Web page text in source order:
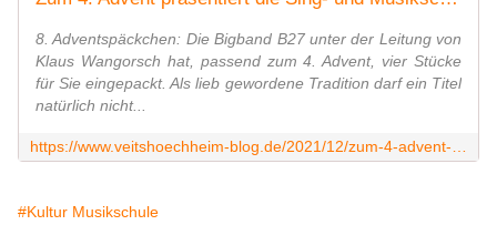
8. Adventspäckchen: Die Bigband B27 unter der Leitung von
Klaus Wangorsch hat, passend zum 4. Advent, vier Stücke
für Sie eingepackt. Als lieb gewordene Tradition darf ein Titel
natürlich nicht...
#Kultur Musikschule